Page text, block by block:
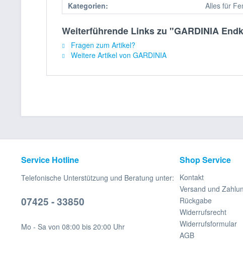
Kategorien: Alles für
Weiterführende Links zu "GARDINIA
Fragen zum Artikel?
Weitere Artikel von GARDINIA
Service Hotline
Telefonische Unterstützung und Beratung unter:
07425 - 33850
Mo - Sa von 08:00 bis 20:00 Uhr
Shop Service
Kontakt
Versand und
Rückgabe
Widerrufsrecht
Widerrufsformular
AGB